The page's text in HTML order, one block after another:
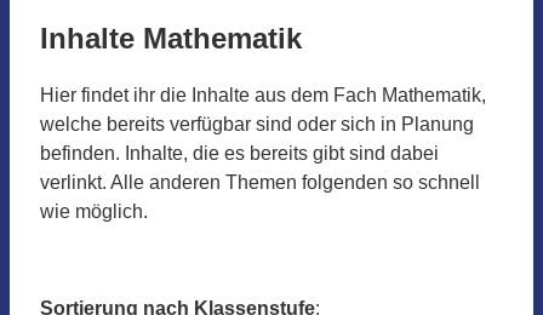
Inhalte Mathematik
Hier findet ihr die Inhalte aus dem Fach Mathematik,
welche bereits verfügbar sind oder sich in Planung
befinden. Inhalte, die es bereits gibt sind dabei
verlinkt. Alle anderen Themen folgenden so schnell
wie möglich.
Sortierung nach Klassenstufe: